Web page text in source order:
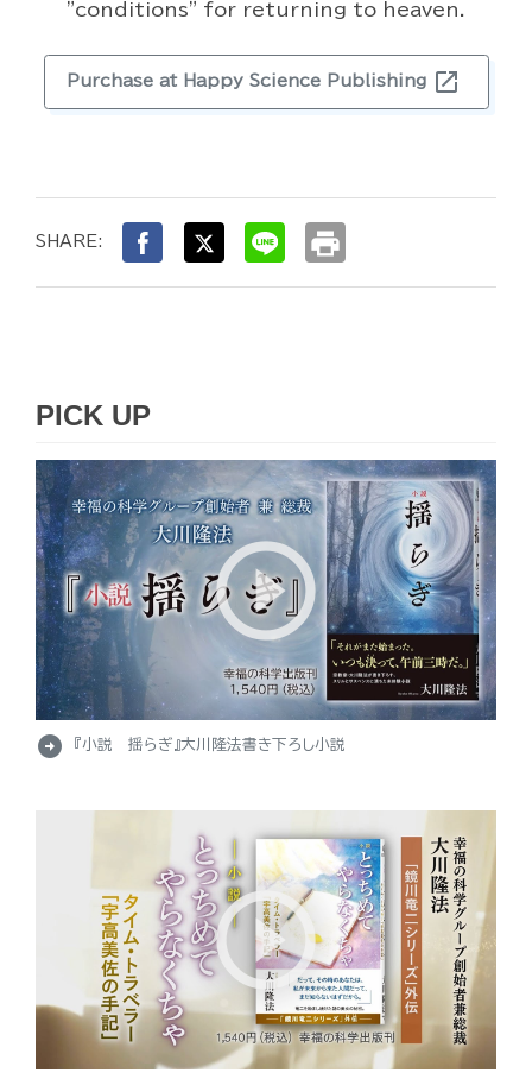
"conditions" for returning to heaven.
Purchase at Happy Science Publishing open_in_new
SHARE: print
PICK UP
arrow_circle_right 『小説 揺らぎ』大川隆法書き下ろし小説